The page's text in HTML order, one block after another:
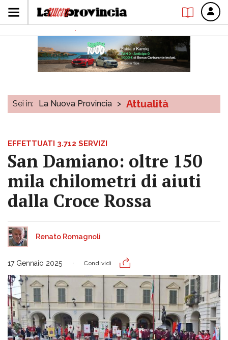
Sei in: La Nuova Provincia > Attualità
EFFETTUATI 3.712 SERVIZI
San Damiano: oltre 150
mila chilometri di aiuti
dalla Croce Rossa
Renato Romagnoli
17 Gennaio 2025 Condividi